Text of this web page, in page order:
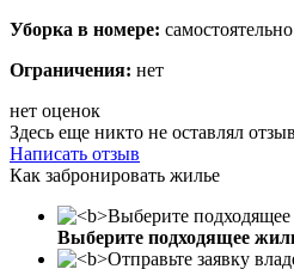
Уборка в номере: самостоятельно
Ограничения: нет
нет оценок
Здесь еще никто не оставлял
Написать отзыв
Как забронировать жилье
Выберите подходящее